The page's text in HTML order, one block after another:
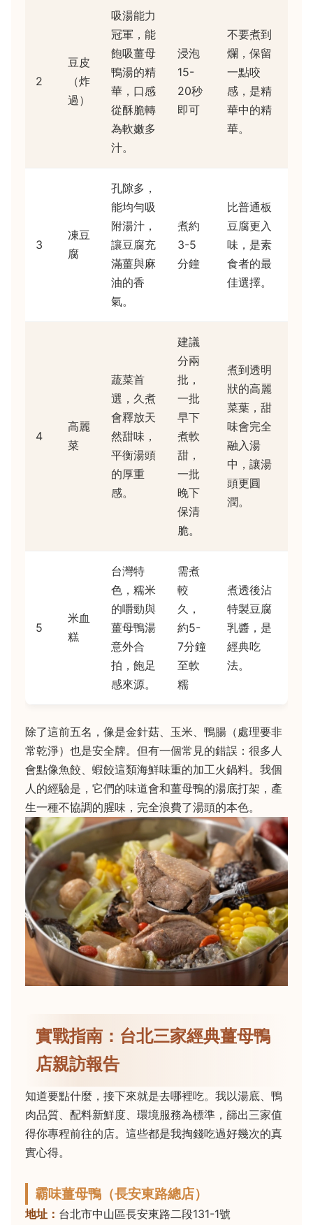
2
豆皮
（炸
過）
吸湯能力
冠軍，能
飽吸薑母
鴨湯的精
華，口感
從酥脆轉
為軟嫩多
汁。
浸泡
15-
20秒
即可
不要煮到
爛，保留
一點咬
感，是精
華中的精
華。
3
凍豆
腐
孔隙多，
能均勻吸
附湯汁，
讓豆腐充
滿薑與麻
油的香
氣。
煮約
3-5
分鐘
比普通板
豆腐更入
味，是素
食者的最
佳選擇。
4
高麗
菜
蔬菜首
選，久煮
會釋放天
然甜味，
平衡湯頭
的厚重
感。
建議
分兩
批，
一批
早下
煮軟
甜，
一批
晚下
保清
脆。
煮到透明
狀的高麗
菜葉，甜
味會完全
融入湯
中，讓湯
頭更圓
潤。
5
米血
糕
台灣特
色，糯米
的嚼勁與
薑母鴨湯
意外合
拍，飽足
感來源。
需煮
較
久，
約5-
7分鐘
至軟
糯
煮透後沾
特製豆腐
乳醬，是
經典吃
法。
除了這前五名，像是金針菇、玉米、鴨腸（處理要非
常乾淨）也是安全牌。但有一個常見的錯誤：很多人
會點像魚餃、蝦餃這類海鮮味重的加工火鍋料。我個
人的經驗是，它們的味道會和薑母鴨的湯底打架，產
生一種不協調的腥味，完全浪費了湯頭的本色。
實戰指南：台北三家經典薑母鴨
店親訪報告
知道要點什麼，接下來就是去哪裡吃。我以湯底、鴨
肉品質、配料新鮮度、環境服務為標準，篩出三家值
得你專程前往的店。這些都是我掏錢吃過好幾次的真
實心得。
霸味薑母鴨（長安東路總店）
地址： 台北市中山區長安東路二段131-1號